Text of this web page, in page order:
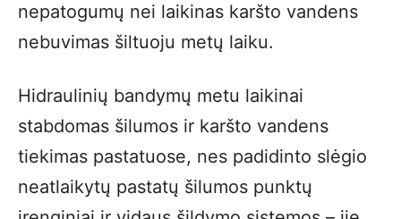
nepatogumų nei laikinas karšto vandens
nebuvimas šiltuoju metų laiku.
Hidraulinių bandymų metu laikinai
stabdomas šilumos ir karšto vandens
tiekimas pastatuose, nes padidinto slėgio
neatlaikytų pastatų šilumos punktų